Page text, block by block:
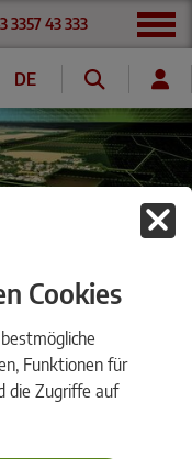
Cookies
Funktionen für
die Zugriffe auf
3357 43 333
DE
Info
11:00 Uhr